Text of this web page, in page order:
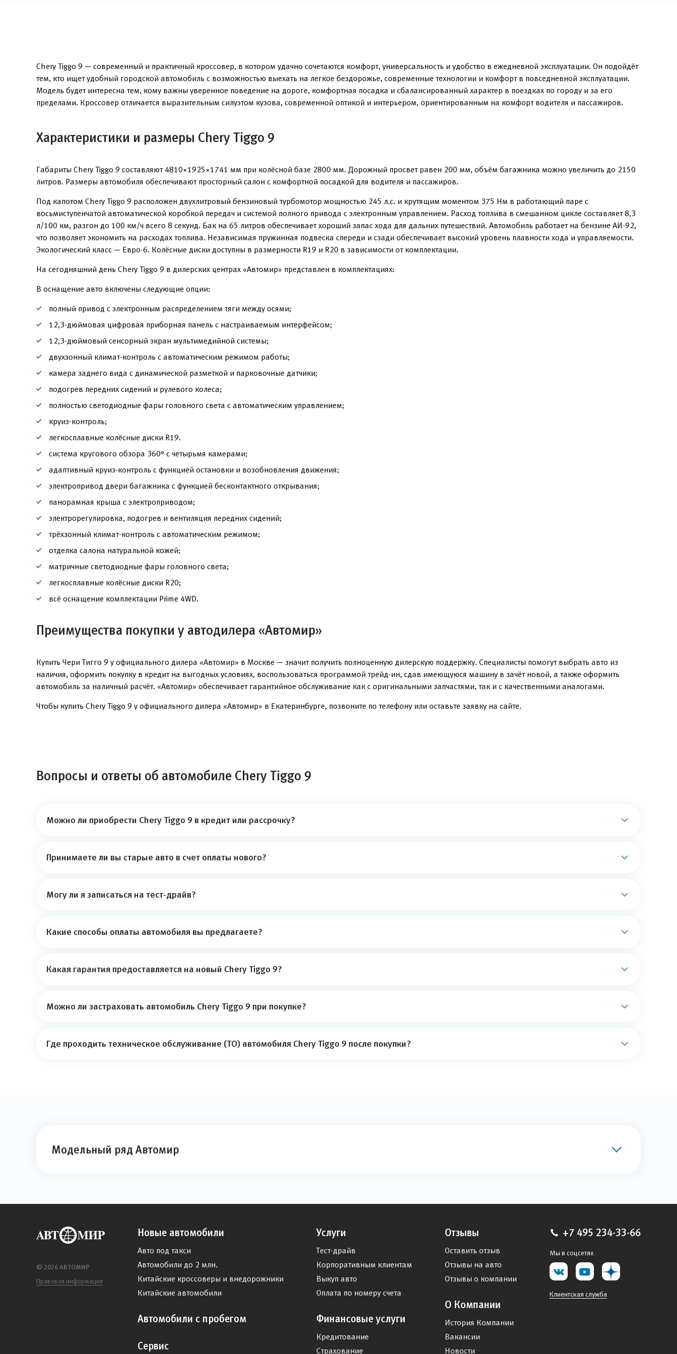
Chery Tiggo 9 — современный и практичный кроссовер, в котором удачно сочетаются комфорт, универсальность и удобство в ежедневной эксплуатации. Он подойдёт
тем, кто ищет удобный городской автомобиль с возможностью выехать на легкое бездорожье, современные технологии и комфорт в повседневной эксплуатации.
Модель будет интересна тем, кому важны уверенное поведение на дороге, комфортная посадка и сбалансированный характер в поездках по городу и за его
пределами. Кроссовер отличается выразительным силуэтом кузова, современной оптикой и интерьером, ориентированным на комфорт водителя и пассажиров.
Характеристики и размеры Chery Tiggo 9
Габариты Chery Tiggo 9 составляют 4810×1925×1741 мм при колёсной базе 2800 мм. Дорожный просвет равен 200 мм, объём багажника можно увеличить до 2150
литров. Размеры автомобиля обеспечивают просторный салон с комфортной посадкой для водителя и пассажиров.
Под капотом Chery Tiggo 9 расположен двухлитровый бензиновый турбомотор мощностью 245 л.с. и крутящим моментом 375 Нм в работающий паре с
восьмиступенчатой автоматической коробкой передач и системой полного привода с электронным управлением. Расход топлива в смешанном цикле составляет 8,3
л/100 км, разгон до 100 км/ч всего 8 секунд. Бак на 65 литров обеспечивает хороший запас хода для дальних путешествий. Автомобиль работает на бензине АИ-92,
что позволяет экономить на расходах топлива. Независимая пружинная подвеска спереди и сзади обеспечивает высокий уровень плавности хода и управляемости.
Экологический класс — Евро-6. Колёсные диски доступны в размерности R19 и R20 в зависимости от комплектации.
На сегодняшний день Chery Tiggo 9 в дилерских центрах «Автомир» представлен в комплектациях:
В оснащение авто включены следующие опции:
полный привод с электронным распределением тяги между осями;
12,3-дюймовая цифровая приборная панель с настраиваемым интерфейсом;
12,3-дюймовый сенсорный экран мультимедийной системы;
двухзонный климат-контроль с автоматическим режимом работы;
камера заднего вида с динамической разметкой и парковочные датчики;
подогрев передних сидений и рулевого колеса;
полностью светодиодные фары головного света с автоматическим управлением;
круиз-контроль;
легкосплавные колёсные диски R19.
система кругового обзора 360° с четырьмя камерами;
адаптивный круиз-контроль с функцией остановки и возобновления движения;
электропривод двери багажника с функцией бесконтактного открывания;
панорамная крыша с электроприводом;
электрорегулировка, подогрев и вентиляция передних сидений;
трёхзонный климат-контроль с автоматическим режимом;
отделка салона натуральной кожей;
матричные светодиодные фары головного света;
легкосплавные колёсные диски R20;
всё оснащение комплектации Prime 4WD.
Преимущества покупки у автодилера «Автомир»
Купить Чери Тигго 9 у официального дилера «Автомир» в Москве — значит получить полноценную дилерскую поддержку. Специалисты помогут выбрать авто из
наличия, оформить покупку в кредит на выгодных условиях, воспользоваться программой трейд-ин, сдав имеющуюся машину в зачёт новой, а также оформить
автомобиль за наличный расчёт. «Автомир» обеспечивает гарантийное обслуживание как с оригинальными запчастями, так и с качественными аналогами.
Чтобы купить Chery Tiggo 9 у официального дилера «Автомир» в Екатеринбурге, позвоните по телефону или оставьте заявку на сайте.
Вопросы и ответы об автомобиле Chery Tiggo 9
Можно ли приобрести Chery Tiggo 9 в кредит или рассрочку?
Принимаете ли вы старые авто в счет оплаты нового?
Могу ли я записаться на тест-драйв?
Какие способы оплаты автомобиля вы предлагаете?
Какая гарантия предоставляется на новый Chery Tiggo 9?
Можно ли застраховать автомобиль Chery Tiggo 9 при покупке?
Где проходить техническое обслуживание (ТО) автомобиля Chery Tiggo 9 после покупки?
Модельный ряд Автомир
© 2026 АВТОМИР
Правовая информация
Новые автомобили
Авто под такси
Автомобили до 2 млн.
Китайские кроссоверы и внедорожники
Китайские автомобили
Автомобили с пробегом
Сервис
Услуги
Тест-драйв
Корпоративным клиентам
Выкуп авто
Оплата по номеру счета
Финансовые услуги
Кредитование
Страхование
Отзывы
Оставить отзыв
Отзывы на авто
Отзывы о компании
О Компании
История Компании
Вакансии
Новости
+7 495 234-33-66
Мы в соцсетях
Клиентская служба